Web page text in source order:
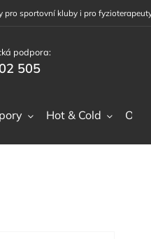
pro sportovní kluby i pro
podpora:
505
Hot & Cold